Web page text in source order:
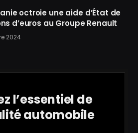
octroie une aide d’État de
d’euros au Groupe Renault
2024
l’essentiel de
automobile